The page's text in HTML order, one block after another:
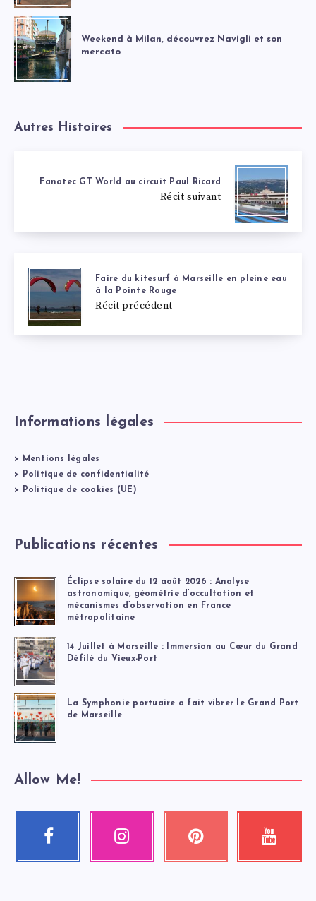
Weekend à Milan, découvrez Navigli et son
mercato
Autres Histoires
Fanatec GT World au circuit Paul Ricard
Récit suivant
Faire du kitesurf à Marseille en pleine eau
à la Pointe Rouge
Récit précédent
Informations légales
>
Mentions légales
>
Politique de confidentialité
>
Politique de cookies (UE)
Publications récentes
Éclipse solaire du 12 août 2026 : Analyse
astronomique, géométrie d’occultation et
mécanismes d’observation en France
métropolitaine
14 Juillet à Marseille : Immersion au Cœur du Grand
Défilé du Vieux-Port
La Symphonie portuaire a fait vibrer le Grand Port
de Marseille
Allow Me!
Facebook Instagram Pinterest
Épinglez
Youtube
Regardez